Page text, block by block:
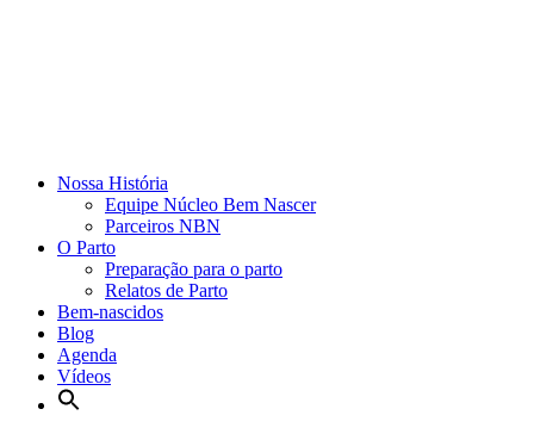
Nossa História
Equipe Núcleo Bem Nascer
Parceiros NBN
O Parto
Preparação para o parto
Relatos de Parto
Bem-nascidos
Blog
Agenda
Vídeos